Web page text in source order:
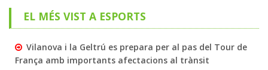
EL MÉS VIST A ESPORTS
Vilanova i la Geltrú es prepara per al pas del Tour de
França amb importants afectacions al trànsit